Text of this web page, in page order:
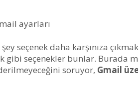
ayarları
seçenek daha karşınıza
gibi seçenekler bunlar. Burada
soruyor, Gmail